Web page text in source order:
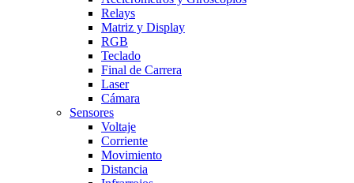
Relays
Matriz y Display
RGB
Teclado
Final de Carrera
Laser
Cámara
Sensores
Voltaje
Corriente
Movimiento
Distancia